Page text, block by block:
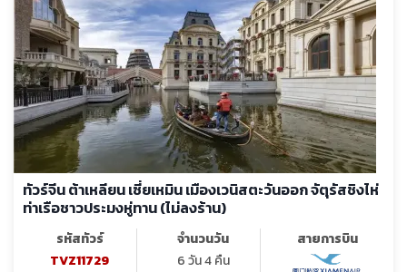
ทัวร์จีน ต้าเหลียน เซี่ยเหมิน เมืองเวนิสตะวันออก จัตุรัสชิงไห่
ท่าเรือชาวประมงหู่ทาน (ไม่ลงร้าน)
รหัสทัวร์
TVZ11729
จำนวนวัน
6 วัน 4 คืน
สายการบิน